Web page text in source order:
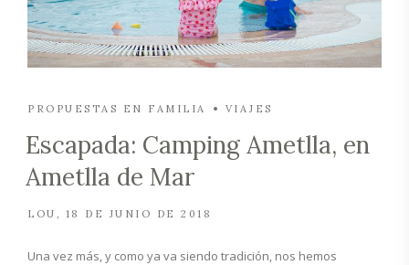
PROPUESTAS EN FAMILIA VIAJES
Escapada: Camping Ametlla, en
Ametlla de Mar
LOU 18 DE JUNIO DE 2018
Una vez más, y como ya va siendo tradición, nos hemos